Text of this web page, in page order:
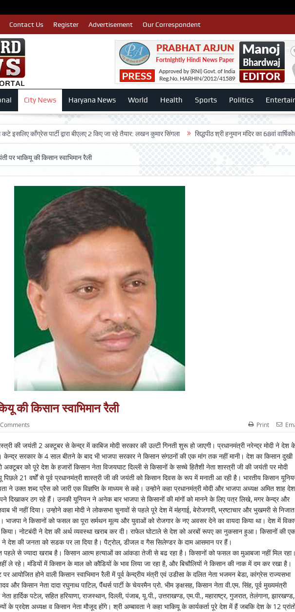
Contact Us Register Advertisement Our Correspondent
City News Haryana News World Health Sports Politics
पार्टी द्वारा बीएलए 2 किए जा रहे तैयार: लखन कुमार सिंगला सिद्धपीठ श्री हनुमान मंदिर का 68वां वार्षिकोत्सव बड़ी
पर भाकियू की किसान स्वाभिमान रैली
की किसान स्वाभिमान रैली
Print
की जयंती 2 अक्टूबर से केन्द्र में काबिज मोदी सरकार की उल्टी गिनती शुरू हो जाएगी। प्रधानमंत्री नरेन्द्र मोदी ने देश
सरकार के 4 साल बीतने के बाद भी भाजपा सरकार ने किसान संगठनों की एक मांग तक नहीं मानी। देश का किसान दुखी
को पूरे देश के हजारों किसान नेता विजयघाट दिल्ली से किसानों के सच्चे हितैशी नेता शास्त्री जी की जयंती पर मोदी
21 वर्षों से पूर्व प्रधानमंत्री शास्त्री जी की जयंती को किसान दिवस के रूप में मनाती आ रही है। भारतीय किसान
ने उक्त शब्द प्रैस को जारी एक विज्ञप्ति के माध्यम से कहे। उन्होने कहा प्रधानमंत्री मोदी और भाजपा अध्यक्ष अमित शाह देश
ठग रहे हैं। उनकी यूनियन ने अनेक बार भाजपा से किसानों की मांगों को मानने के लिए पत्र लिखे, मगर केन्द्र और
भी नहीं दिया। उन्होने कहा मोदी ने लोकसभा चुनावों से पहले पूरे देश में मंहगाई, बेरोजगारी, भ्रष्टाचार और भुखमरी से निजात
ने किसानों को फसल का पूरा सर्मथन मूल्य और युवाओं को रोजगार के नए अवसर देने का वायदा किया था। देश में
नोटबंदी ने देश की अर्थ व्यवस्था खराब कर दी। राफेल घोटाले से देश को अरबों रूपए का नुकसान हुआ। किसानों की एक
ने देश की जनता को सडक पर ला दिया है। पैट्रोल, डीजल व गैस सिलेण्डर के दाम आसमान पर हैं।
पहले से ज्यादा खराब है। किसान आत्म हत्याओं का आंकडा तेजी से बढ रहा है। किसानों को फसल का मुआबजा नहीं मिल रहा।
ले रहे। मंडियों में किसान के माल को कौडियों के भाव लिया जा रहा है, और बिचौलियों ने किसान की नाक में दम कर रखा है।
आयोजित होने वाली किसान स्वाभिमान रैली में पूर्व केन्द्रीय मंत्री एवं उडीसा के दलित नेता भजमन बेडा, कांग्रेस राज्यसभा
और किसान नेता दादा रघुनाथ पाटिल, पैंंथर्स पार्टी के चेयरमैन प्रो. भीम ङ्क्षसह, किसान नेता वी.एम. सिंह, पूर्व मुख्यमंत्री
हार्दिक पटेल, सहित हरियाणा, राजस्थान, दिल्ली, पंजाब, यू.पी., उत्तराखण्ड, एम.पी., महाराष्ट्र, गुजरात, तेलंगाना, झारखण्ड,
के प्रदेश अध्यक्ष व किसान नेता मौजूद होंगे। श्री अम्बावता ने कहा भाकियू के कार्यकर्ता पूरे देश में हैं जबकि देश के 12